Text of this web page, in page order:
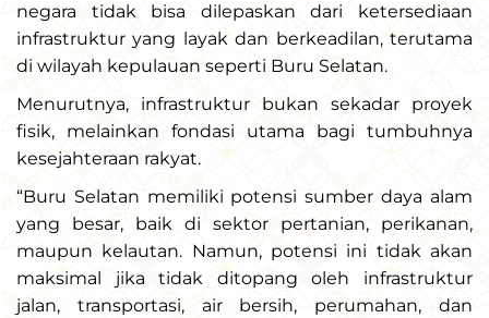
negara tidak bisa dilepaskan dari ketersediaan
infrastruktur yang layak dan berkeadilan, terutama
di wilayah kepulauan seperti Buru Selatan.
Menurutnya, infrastruktur bukan sekadar proyek
fisik, melainkan fondasi utama bagi tumbuhnya
kesejahteraan rakyat.
“Buru Selatan memiliki potensi sumber daya alam
yang besar, baik di sektor pertanian, perikanan,
maupun kelautan. Namun, potensi ini tidak akan
maksimal jika tidak ditopang oleh infrastruktur
jalan, transportasi, air bersih, perumahan, dan